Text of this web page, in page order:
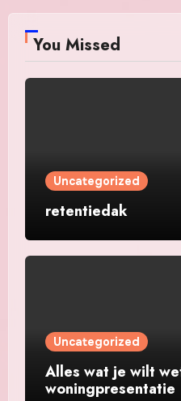
You Missed
Uncategorized
retentiedak
Uncategorized
Alles wat je wilt
woningpresentatie